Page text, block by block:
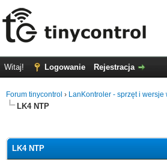
Witaj! Logowanie Rejestracja
Forum tinycontrol › LanKontroler - sprzęt i
LK4 NTP
LK4 NTP